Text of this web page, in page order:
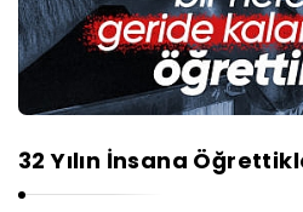
32 Yılın İnsana